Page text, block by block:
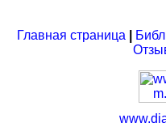
Главная страница